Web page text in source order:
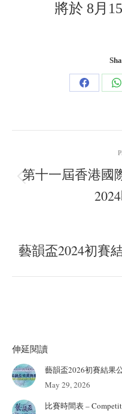
將於 8月
Share
navigation
第十一屆香港國
藝韻盃2024初賽
伸延閱讀
藝韻盃2026初賽結果
May 29, 2026
比賽時間表 –